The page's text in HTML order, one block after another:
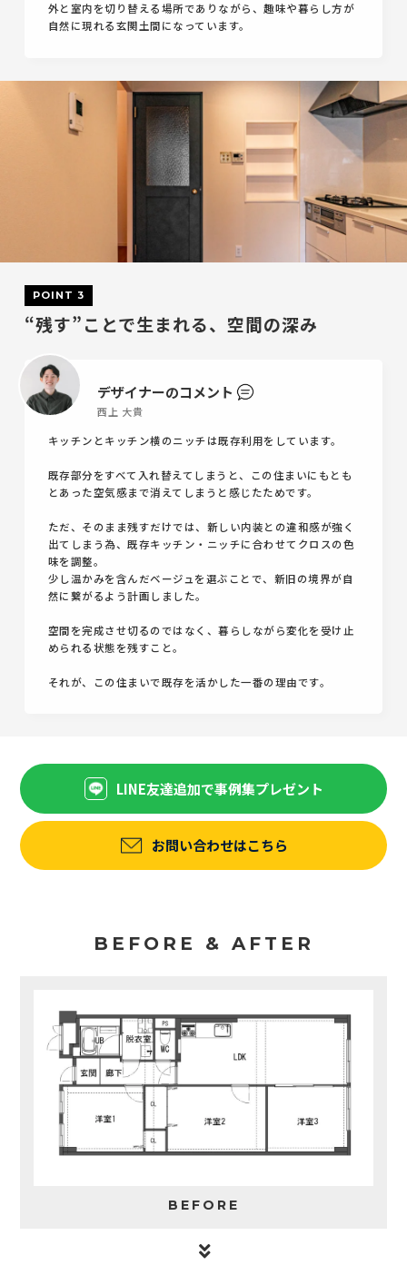
外と室内を切り替える場所でありながら、趣味や暮らし方が
自然に現れる玄関土間になっています。
POINT 3
“残す”ことで生まれる、空間の深み
デザイナーのコメント
西上 大貴
キッチンとキッチン横のニッチは既存利用をしています。
既存部分をすべて入れ替えてしまうと、この住まいにもとも
とあった空気感まで消えてしまうと感じたためです。
ただ、そのまま残すだけでは、新しい内装との違和感が強く
出てしまう為、既存キッチン・ニッチに合わせてクロスの色
味を調整。
少し温かみを含んだベージュを選ぶことで、新旧の境界が自
然に繋がるよう計画しました。
空間を完成させ切るのではなく、暮らしながら変化を受け止
められる状態を残すこと。
それが、この住まいで既存を活かした一番の理由です。
LINE友達追加で事例集プレゼント
お問い合わせはこちら
BEFORE & AFTER
BEFORE